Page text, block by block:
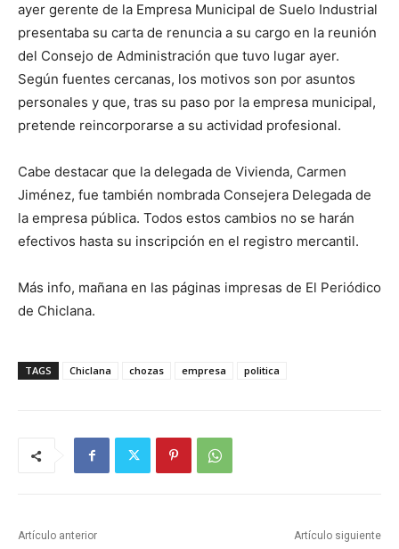
ayer gerente de la Empresa Municipal de Suelo Industrial
presentaba su carta de renuncia a su cargo en la reunión
del Consejo de Administración que tuvo lugar ayer.
Según fuentes cercanas, los motivos son por asuntos
personales y que, tras su paso por la empresa municipal,
pretende reincorporarse a su actividad profesional.
Cabe destacar que la delegada de Vivienda, Carmen
Jiménez, fue también nombrada Consejera Delegada de
la empresa pública. Todos estos cambios no se harán
efectivos hasta su inscripción en el registro mercantil.
Más info, mañana en las páginas impresas de El Periódico
de Chiclana.
TAGS Chiclana chozas empresa politica
Artículo anterior Artículo siguiente